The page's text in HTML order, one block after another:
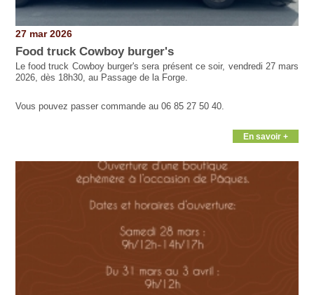
27 mar 2026
Food truck Cowboy burger's
Le food truck Cowboy burger's sera présent ce soir, vendredi 27 mars
2026, dès 18h30, au Passage de la Forge.
Vous pouvez passer commande au 06 85 27 50 40.
En savoir +